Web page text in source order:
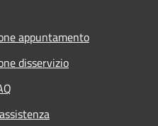
appuntamento
disservizio